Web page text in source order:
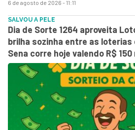
6 de agosto de 2026 - 11:11
SALVOU A PELE
Dia de Sorte 1264 aproveita
brilha sozinha entre as loterias
Sena corre hoje valendo R$ 150